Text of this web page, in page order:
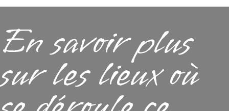
En savoir plus
sur les lieux où